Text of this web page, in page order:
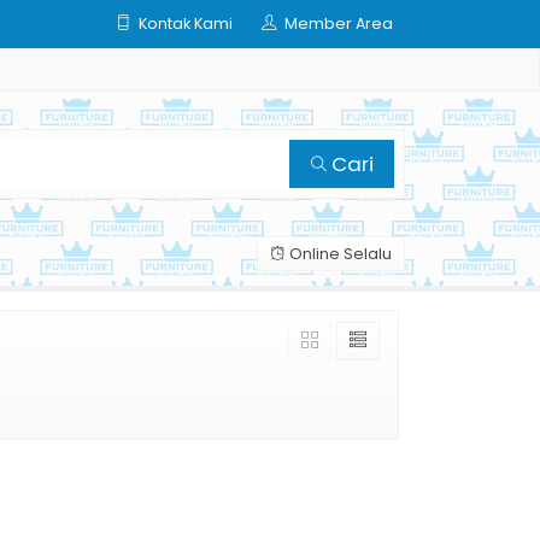
Kontak Kami Member Area
Cari
Online Selalu